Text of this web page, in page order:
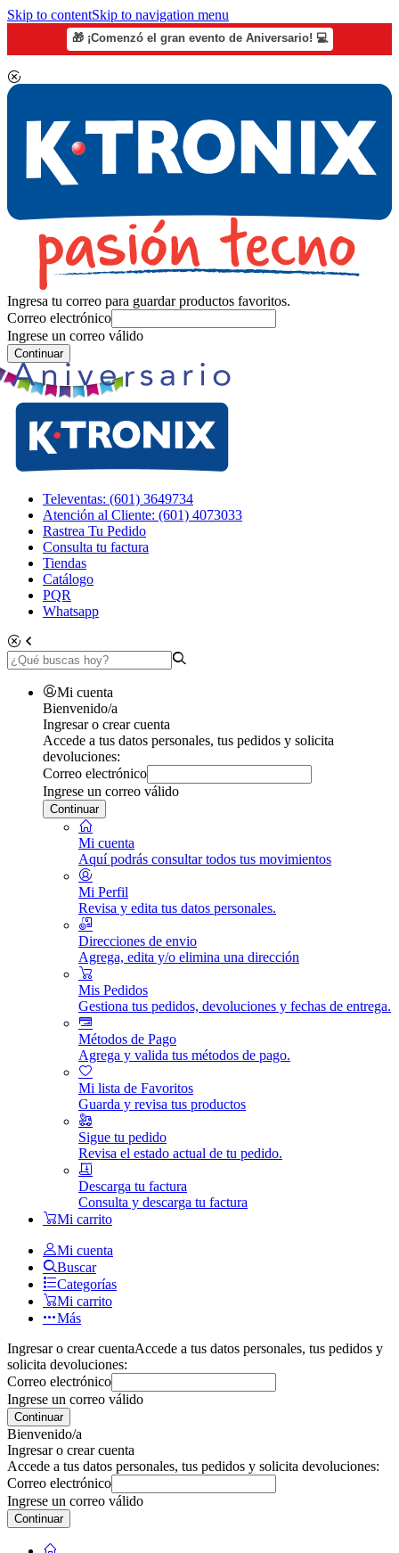
Skip to contentSkip to navigation menu
🎁 ¡Comenzó el gran evento de Aniversario! 💻
Ingresa tu correo para guardar productos favoritos.
Correo electrónico
Ingrese un correo válido
Continuar
Televentas: (601) 3649734
Atención al Cliente: (601) 4073033
Rastrea Tu Pedido
Consulta tu factura
Tiendas
Catálogo
PQR
Whatsapp
Mi cuenta
Bienvenido/a
Ingresar o crear cuenta
Accede a tus datos personales, tus pedidos y solicita
devoluciones:
Correo electrónico
Ingrese un correo válido
Continuar
Mi cuenta
Aquí podrás consultar todos tus movimientos
Mi Perfil
Revisa y edita tus datos personales.
Direcciones de envio
Agrega, edita y/o elimina una dirección
Mis Pedidos
Gestiona tus pedidos, devoluciones y fechas de entrega.
Métodos de Pago
Agrega y valida tus métodos de pago.
Mi lista de Favoritos
Guarda y revisa tus productos
Sigue tu pedido
Revisa el estado actual de tu pedido.
Descarga tu factura
Consulta y descarga tu factura
Mi carrito
Mi cuenta
Buscar
Categorías
Mi carrito
Más
Ingresar o crear cuentaAccede a tus datos personales, tus pedidos y
solicita devoluciones:
Correo electrónico
Ingrese un correo válido
Continuar
Bienvenido/a
Ingresar o crear cuenta
Accede a tus datos personales, tus pedidos y solicita devoluciones:
Correo electrónico
Ingrese un correo válido
Continuar